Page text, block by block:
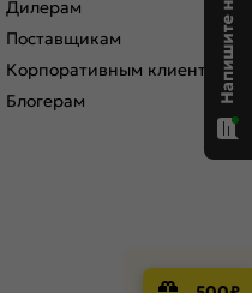
Дилерам
Поставщикам
Корпоративным клиентам
Блогерам